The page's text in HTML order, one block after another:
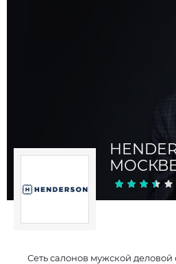
Сеть салонов мужской